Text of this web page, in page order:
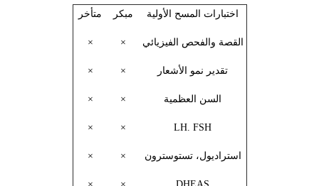
اختبارات المسح الأولية مبكر متأخر
القصة والفحص الفيزيائي ×
×
تقدير نمو الأشعار ×
×
السن العظمية ×
×
LH. FSH
×
×
استراديول، تستوسترون ×
×